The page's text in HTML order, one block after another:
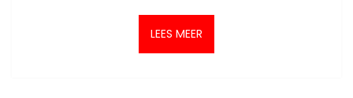
LEES MEER